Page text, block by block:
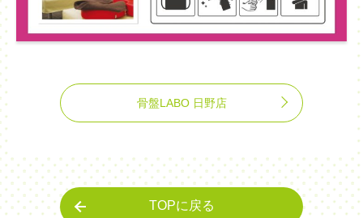
骨盤LABO 日野店
TOPに戻る